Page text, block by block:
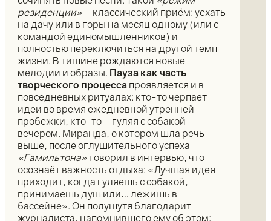
резиденции» – классический приём: уехать
на дачу или в горы на месяц одному (или с
командой единомышленников) и
полностью переключиться на другой темп
жизни. В тишине рождаются новые
мелодии и образы. Пауза как часть
творческого процесса проявляется и в
повседневных ритуалах: кто-то черпает
идеи во время ежедневной утренней
пробежки, кто-то – гуляя с собакой
вечером. Миранда, о котором шла речь
выше, после оглушительного успеха
«Гамильтона» говорил в интервью, что
осознаёт важность отдыха: «Лучшая идея
приходит, когда гуляешь с собакой,
принимаешь душ или… лежишь в
бассейне». Он полушутя благодарит
журналиста, напомнившего ему об этом: